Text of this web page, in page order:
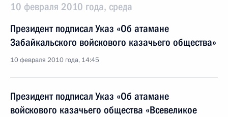
10 февраля 2010 года, среда
Президент подписал Указ «Об атамане
Забайкальского войскового казачьего общества»
10 февраля 2010 года, 14:45
Президент подписал Указ «Об атамане
войскового казачьего общества «Всевеликое